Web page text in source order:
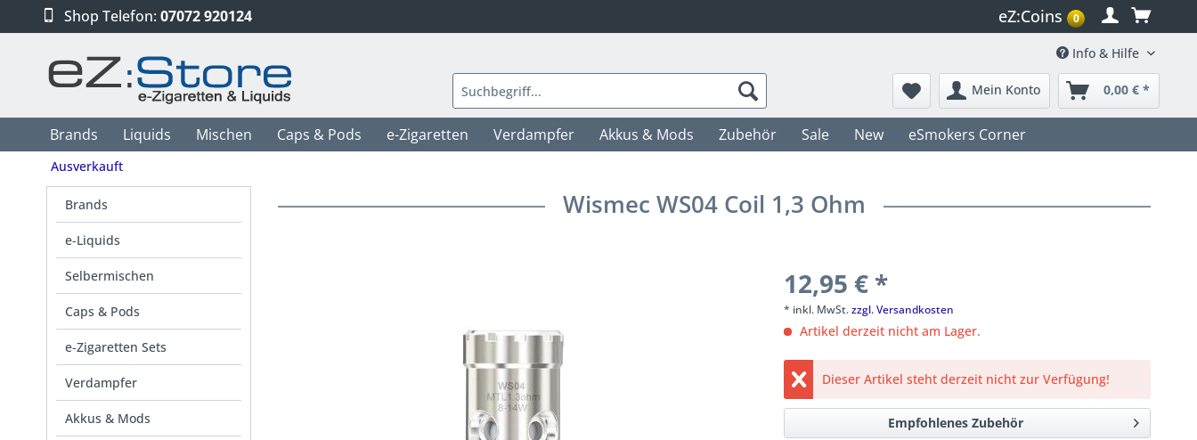
Shop Telefon: 07072 920124 eZ:Coins 0
Info & Hilfe
Mein Konto 0,00 € *
Brands Liquids Mischen Caps & Pods e-Zigaretten Verdampfer Akkus & Mods Zubehör Sale New eSmokers Corner
Ausverkauft
Brands
e-Liquids
Selbermischen
Caps & Pods
e-Zigaretten Sets
Verdampfer
Akkus & Mods
Wismec WS04 Coil 1,3 Ohm
12,95 € *
* inkl. MwSt.zzgl. Versandkosten
Artikel derzeit nicht am Lager.
Dieser Artikel steht derzeit nicht zur Verfügung!
Empfohlenes Zubehör